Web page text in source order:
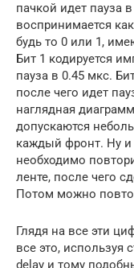
пачкой идет пауза
воспринимается
будь то 0 или 1,
Бит 1 кодируется
пауза в 0.45 мкс.
после чего идет
наглядная
допускаются
каждый фронт. Ну и
необходимо
ленте, после чего
Потом можно
Глядя на все эти
все это, используя
delay и тому